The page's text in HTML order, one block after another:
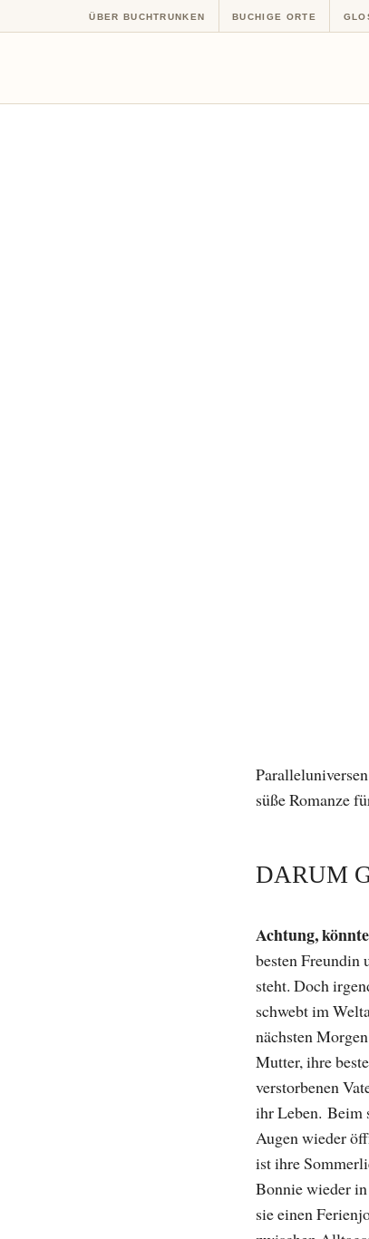
ÜBER BUCHTRUNKEN BUCHIGE ORTE
süße Romanze
DARUM
Achtung,
besten Freundin
steht. Doch
schwebt im
nächsten
Mutter, ihre
verstorbenen
ihr Leben. Beim
Augen wieder
ist ihre
Bonnie wieder
sie einen